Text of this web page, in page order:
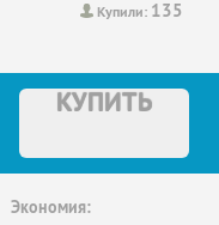
Купили: 135
КУПИТЬ
Экономия: